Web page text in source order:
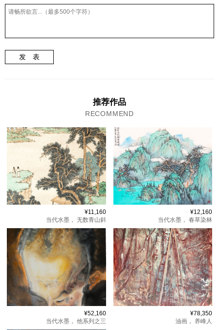
发 表
推荐作品
RECOMMEND
¥11,160
当代水墨， 无数青山斜
¥12,160
当代水墨， 春草染林
¥52,160
当代水墨， 他系列之三
¥78,350
油画，
养峰人